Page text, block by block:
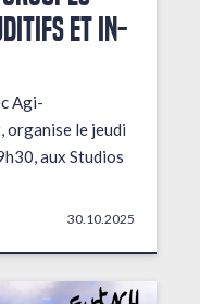
et in-
Agi-
organise le jeudi
aux Studios
30.10.2025